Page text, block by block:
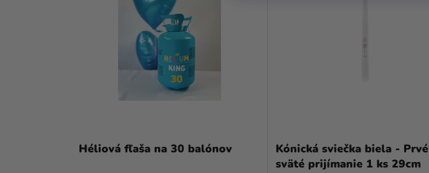
Héliová fľaša na 30 balónov
Kónická sviečka biela - Prvé
sväté prijímanie 1 ks 29cm